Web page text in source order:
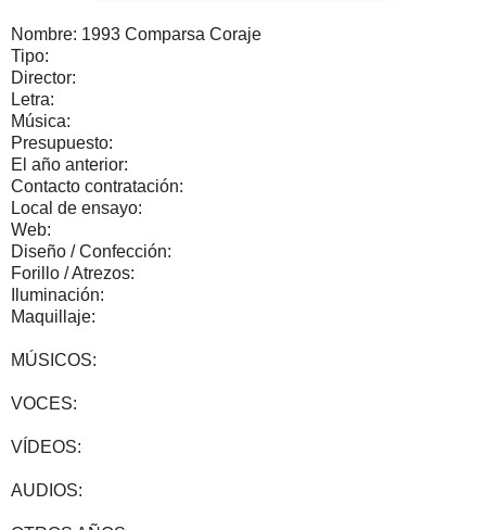
Nombre: 1993 Comparsa Coraje
Tipo:
Director:
Letra:
Música:
Presupuesto:
El año anterior:
Contacto contratación:
Local de ensayo:
Web:
Diseño / Confección:
Forillo / Atrezos:
Iluminación:
Maquillaje:
MÚSICOS:
VOCES:
VÍDEOS:
AUDIOS: